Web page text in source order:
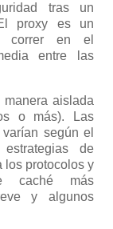
tras un
proxy es un
correr en el
entre las
aislada
o más). Las
según el
de
los protocolos y
caché más
y algunos